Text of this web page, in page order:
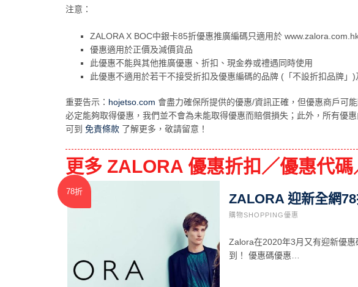
注意：
ZALORA X BOC中銀卡85折優惠推廣編碼只適用於
優惠適用於正價及減價貨品
此優惠不能與其他推廣優惠、折扣、現金券或禮遇同時使用
此優惠不適用於若干不接受折扣及優惠編碼的品牌 (「不設折扣品牌」
重要告示： hojetso.com 會盡力確保所提供的優惠/資訊正確，但優惠商戶可
必定能夠取得優惠，我們並不會為未能取得優惠而賠償損失；此外，所有優
可到 免責條款 了解更多，敬請留意！
更多 ZALORA 優惠折扣／優惠代
78折 ZALORA 迎新全網
購物SHOPPING優惠
Zalora在2020年3月又有迎新優
到！ 優惠碼優惠…